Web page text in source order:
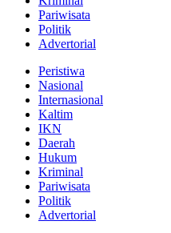
Pariwisata
Politik
Advertorial
Peristiwa
Nasional
Internasional
Kaltim
IKN
Daerah
Hukum
Kriminal
Pariwisata
Politik
Advertorial